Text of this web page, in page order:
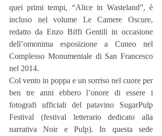
quei primi tempi, “Alice in Wasteland”, è
incluso nel volume Le Camere Oscure,
redatto da Enzo Biffi Gentili in occasione
dell’omonima esposizione a Cuneo nel
Complesso Monumentale di San Francesco
nel 2014.
Col vento in poppa e un sorriso nel cuore per
ben tre anni ebbero l’onore di essere i
fotografi ufficiali del patavino SugarPulp
Festival (festival letterario dedicato alla
narrativa Noir e Pulp). In questa sede